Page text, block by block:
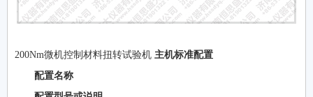
200Nm微机控制材料扭转试验机 主机标准配置
配置名称